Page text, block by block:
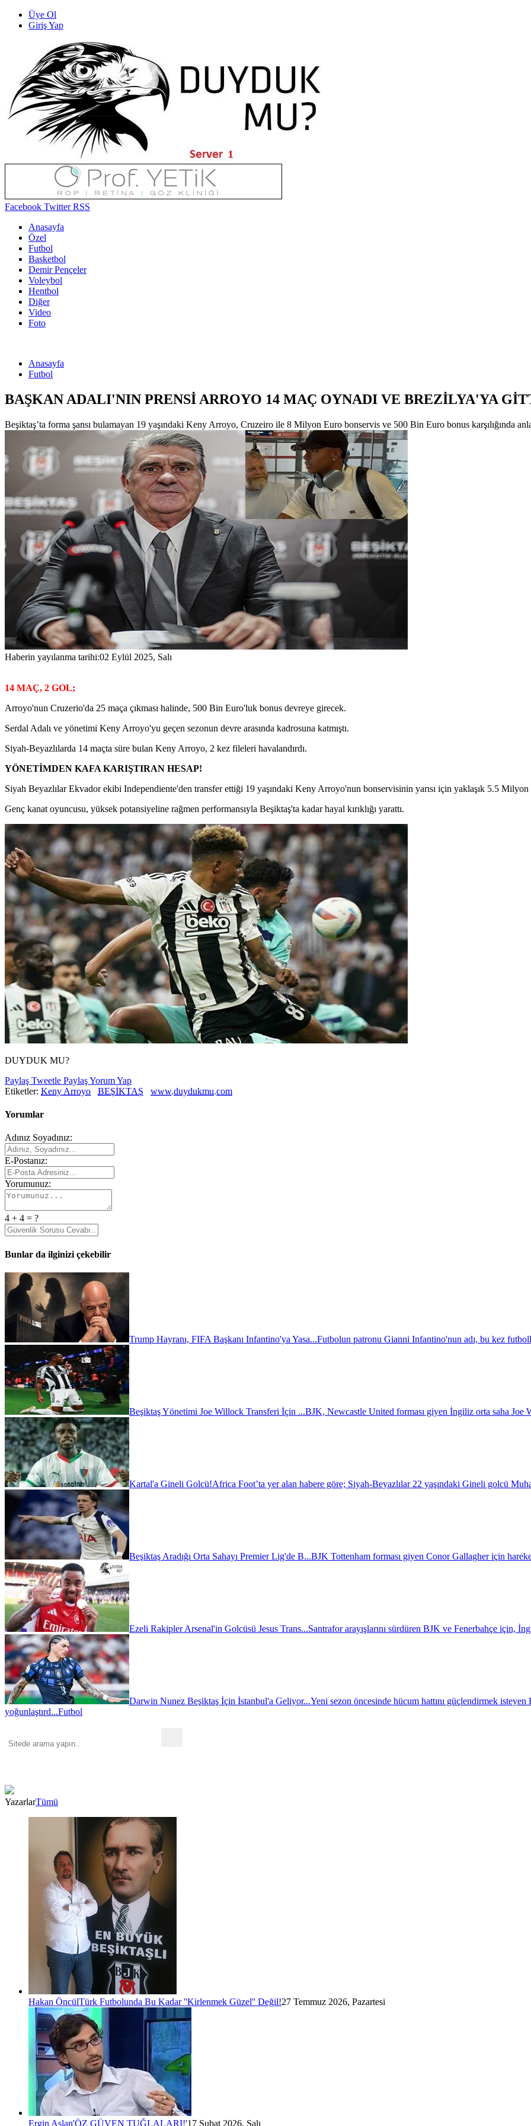
Üye Ol
Giriş Yap
Facebook TwitterRSS
Anasayfa
Özel
Futbol
Basketbol
Demir Pençeler
Voleybol
Hentbol
Diğer
Video
Foto
Anasayfa
Futbol
BAŞKAN ADALI'NIN PRENSİ ARROYO 14 MAÇ OYNADI VE BREZİLYA'YA
Beşiktaş’ta forma şansı bulamayan 19 yaşındaki Keny Arroyo, Cruzeiro ile 8 Milyon Euro bonservis ve 500 Bin Euro bonus karşılığında
Haberin yayılanma tarihi:02 Eylül 2025, Salı
14 MAÇ, 2 GOL;
Arroyo'nun Cruzerio'da 25 maça çıkması halinde, 500 Bin Euro'luk bonus devreye girecek.
Serdal Adalı ve yönetimi Keny Arroyo'yu geçen sezonun devre arasında kadrosuna katmıştı.
Siyah-Beyazlılarda 14 maçta süre bulan Keny Arroyo, 2 kez fileleri havalandırdı.
YÖNETİMDEN KAFA KARIŞTIRAN HESAP!
Siyah Beyazlılar Ekvador ekibi Independiente'den transfer ettiği 19 yaşındaki Keny Arroyo'nun bonservisinin yarısı için yaklaşık 5.5
Genç kanat oyuncusu, yüksek potansiyeline rağmen performansıyla Beşiktaş'ta kadar hayal kırıklığı yarattı.
DUYDUK MU?
Paylaş Tweetle PaylaşYorum Yap
Etiketler: Keny Arroyo BEŞİKTAŞ www.duydukmu.com
Yorumlar
Adınız Soyadınız:
E-Postanız:
Yorumunuz:
4 + 4 = ?
Bunlar da ilginizi çekebilir
Trump Hayranı, FIFA Başkanı Infantino'ya Yasa...Futbolun patronu Gianni Infantino'nun adı, bu kez
Beşiktaş Yönetimi Joe Willock Transferi İçin ...BJK, Newcastle United forması giyen İngiliz orta saha Joe
Kartal'a Gineli Golcü!Africa Foot’ta yer alan habere göre; Siyah-Beyazlılar 22 yaşındaki Gineli golcü
Beşiktaş Aradığı Orta Sahayı Premier Lig'de B...BJK Tottenham forması giyen Conor Gallagher için
Ezeli Rakipler Arsenal'in Golcüsü Jesus Trans...Santrafor arayışlarını sürdüren BJK ve Fenerbahçe için,
Darwin Nunez Beşiktaş İçin İstanbul'a Geliyor...Yeni sezon öncesinde hücum hattını güçlendirmek
yoğunlaştırd...Futbol
YazarlarTümü
Hakan ÖncülTürk Futbolunda Bu Kadar ''Kirlenmek Güzel'' Değil!27 Temmuz 2026, Pazartesi
Ergin Aslan'ÖZ GÜVEN TUĞLALARI!'17 Şubat 2026, Salı